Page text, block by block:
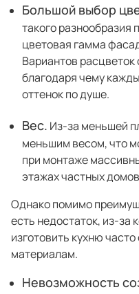
Большой выбор
такого разнообразия
цветовая гамма
Вариантов
благодаря чему
оттенок по душе.
Вес. Из-за меньшей
меньшим весом, что
при монтаже
этажах частных
Однако помимо
есть недостаток, из-за
изготовить кухню
материалам.
Невозможность